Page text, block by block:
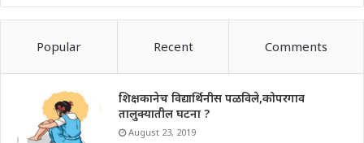
Popular Recent Comments
शिक्षकानेच विद्यार्थिनीस पळविले,कोपरगाव
तालुक्यातील घटना ?
August 23, 2019